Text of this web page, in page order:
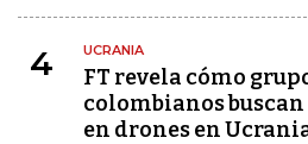
4 UCRANIA
FT revela cómo
colombianos
en drones en